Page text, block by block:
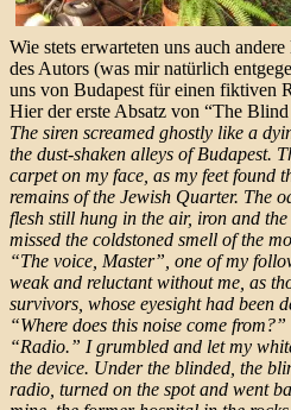
Wie stets erwarteten uns auch
des Autors (was mir natürlich
uns von Budapest für einen fiktiven
Hier der erste Absatz von “The
The siren screamed ghostly like a
the dust-shaken alleys of Budapest.
carpet on my face, as my feet found
remains of the Jewish Quarter. The
flesh still hung in the air, iron and
missed the coldstoned smell of the
“The voice, Master”, one of my
weak and reluctant without me, as
survivors, whose eyesight had been
“Where does this noise come from?”
“Radio.” I grumbled and let my
the device. Under the blinded, the
radio, turned on the spot and went